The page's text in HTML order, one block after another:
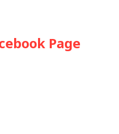
Page